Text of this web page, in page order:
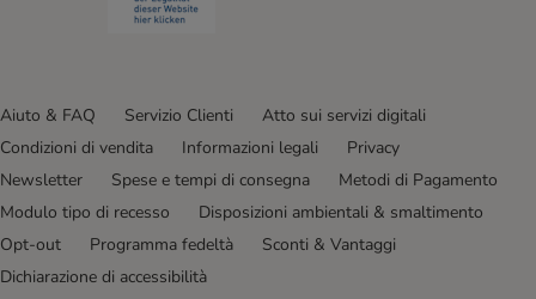
Aiuto & FAQ Servizio Clienti
Atto sui servizi digitali
Condizioni di vendita
Informazioni legali
Privacy
Newsletter
Spese e tempi di consegna
Metodi di Pagamento
Modulo tipo di recesso
Disposizioni ambientali & smaltimento
Opt-out
Programma fedeltà
Sconti & Vantaggi
Dichiarazione di accessibilità